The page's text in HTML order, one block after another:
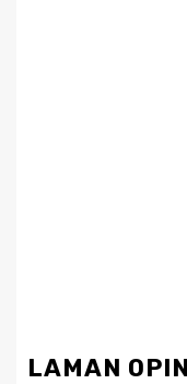
LAMAN